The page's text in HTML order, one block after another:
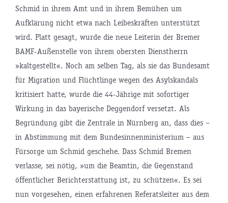
Schmid in ihrem Amt und in ihrem Bemühen um
Aufklärung nicht etwa nach Leibeskräften unterstützt
wird. Platt gesagt, wurde die neue Leiterin der Bremer
BAMF-Außenstelle von ihrem obersten Dienstherrn
»kaltgestellt«. Noch am selben Tag, als sie das Bundesamt
für Migration und Flüchtlinge wegen des Asylskandals
kritisiert hatte, wurde die 44-Jährige mit sofortiger
Wirkung in das bayerische Deggendorf versetzt. Als
Begründung gibt die Zentrale in Nürnberg an, dass dies –
in Abstimmung mit dem Bundesinnenministerium – aus
Fürsorge um Schmid geschehe. Dass Schmid Bremen
verlasse, sei nötig, »um die Beamtin, die Gegenstand
öffentlicher Berichterstattung ist, zu schützen«. Es sei
nun vorgesehen, einen erfahrenen Referatsleiter aus dem